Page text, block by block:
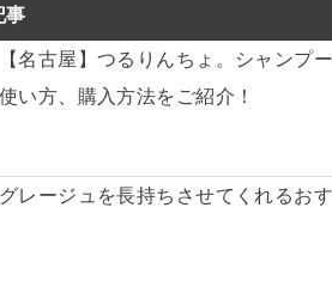
事
【名古屋】つるりんちょ。シャンプ
使い方、購入方法をご紹介！
グレージュを長持ちさせてくれるお